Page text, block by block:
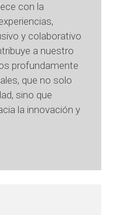
con la
y colaborativo
a nuestro
profundamente
que no solo
sino que
la innovación y